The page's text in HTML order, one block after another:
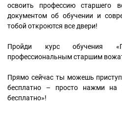
освоить профессию старшего
документом об обучении и
тобой откроются все двери!
Пройди курс обучения
профессиональным старшим
Прямо сейчас ты можешь
бесплатно – просто нажми на
бесплатно»!